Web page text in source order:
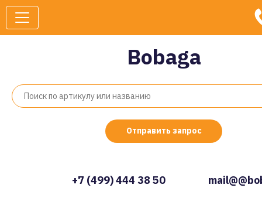
Bobaga
Отправить запрос
+7 (499) 444 38 50